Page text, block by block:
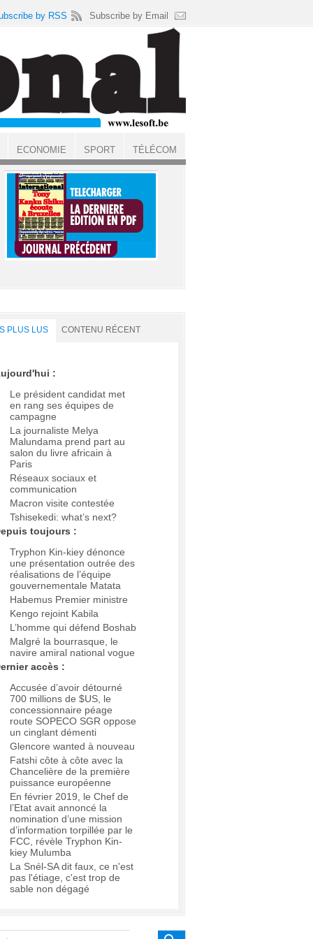
PLUS LUS CONTENU RÉCENT
:
Le président candidat met
en rang ses équipes de
campagne
La journaliste Melya
Malundama prend part au
salon du livre africain à
Paris
Réseaux sociaux et
communication
Macron visite contestée
Tshisekedi: what’s next?
toujours :
Tryphon Kin-kiey dénonce
une présentation outrée des
réalisations de l’équipe
gouvernementale Matata
Habemus Premier ministre
Kengo rejoint Kabila
L’homme qui défend Boshab
Malgré la bourrasque, le
navire amiral national vogue
accès :
Accusée d’avoir détourné
700 millions de $US, le
concessionnaire péage
route SOPECO SGR oppose
un cinglant démenti
Glencore wanted à nouveau
Fatshi côte à côte avec la
Chancelière de la première
puissance européenne
En février 2019, le Chef de
l’Etat avait annoncé la
nomination d’une mission
d’information torpillée par le
FCC, révèle Tryphon Kin-
kiey Mulumba
La Snél-SA dit faux, ce n'est
pas l'étiage, c'est trop de
sable non dégagé
by RSS Subscribe by Email
ECONOMIE SPORT TÉLÉCOM